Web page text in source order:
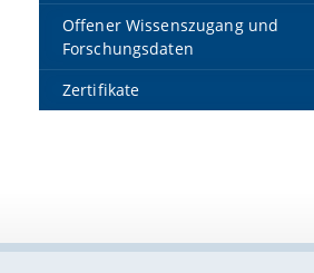
Offener Wissenszugang und
Forschungsdaten
Zertifikate